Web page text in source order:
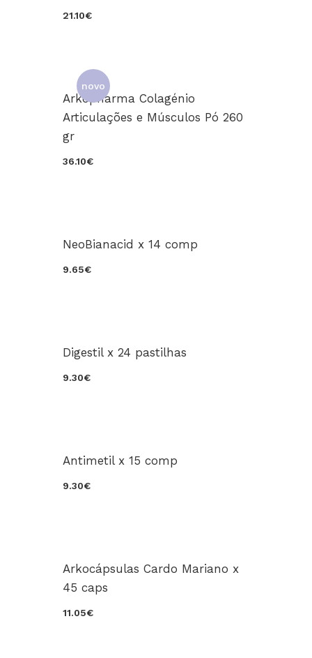
21.10€
novo
Arkopharma Colagénio
Articulações e Músculos Pó 260
gr
36.10€
NeoBianacid x 14 comp
9.65€
Digestil x 24 pastilhas
9.30€
Antimetil x 15 comp
9.30€
Arkocápsulas Cardo Mariano x
45 caps
11.05€